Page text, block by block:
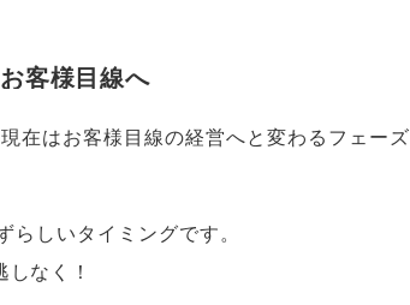
客様目線へ
現在はお客様目線の経営へと変わるフェーズ
らしいタイミングです。
なく！